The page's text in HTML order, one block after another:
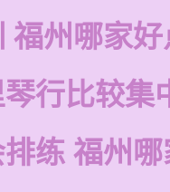
福州哪家
行比较集
练 福州